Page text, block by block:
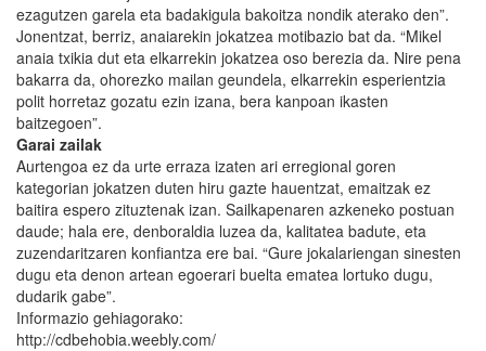
ezagutzen garela eta badakigula bakoitza nondik aterako den”.
Jonentzat, berriz, anaiarekin jokatzea motibazio bat da. “Mikel
anaia txikia dut eta elkarrekin jokatzea oso berezia da. Nire pena
bakarra da, ohorezko mailan geundela, elkarrekin esperientzia
polit horretaz gozatu ezin izana, bera kanpoan ikasten
baitzegoen”.
Garai zailak
Aurtengoa ez da urte erraza izaten ari erregional goren
kategorian jokatzen duten hiru gazte hauentzat, emaitzak ez
baitira espero zituztenak izan. Sailkapenaren azkeneko postuan
daude; hala ere, denboraldia luzea da, kalitatea badute, eta
zuzendaritzaren konfiantza ere bai. “Gure jokalariengan sinesten
dugu eta denon artean egoerari buelta ematea lortuko dugu,
dudarik gabe”.
Informazio gehiagorako:
http://cdbehobia.weebly.com/